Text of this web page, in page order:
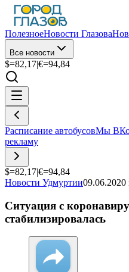
ПолезноеНовости Глазова
Все новости
$=82,17|€=94,84
Расписание автобусовМы
рекламу
$=82,17|€=94,84
Новости Удмуртии09.06.2020
Ситуация с
стабилизировалась